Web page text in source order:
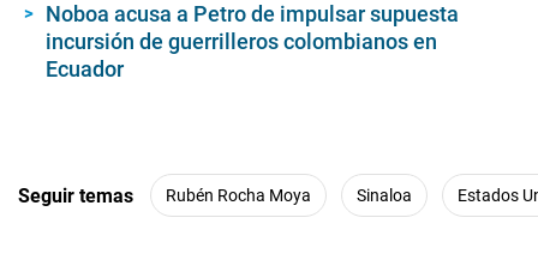
Noboa acusa a Petro de impulsar supuesta
incursión de guerrilleros colombianos en
Ecuador
Seguir temas Rubén Rocha Moya Sinaloa Estados